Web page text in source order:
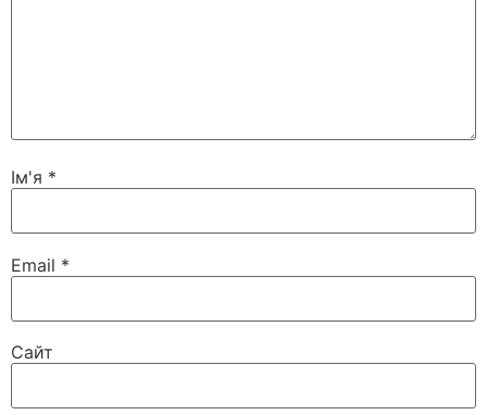
Ім'я *
Email *
Сайт